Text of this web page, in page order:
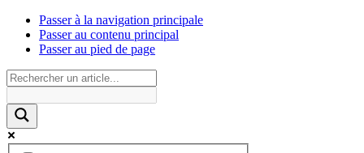
Passer à la navigation principale
Passer au contenu principal
Passer au pied de page